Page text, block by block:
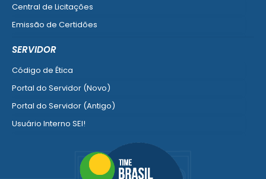
Central de Licitações
Emissão de Certidões
SERVIDOR
Código de Ética
Portal do Servidor (Novo)
Portal do Servidor (Antigo)
Usuário Interno SEI!